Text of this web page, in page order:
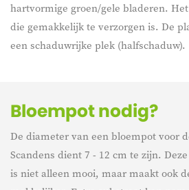
hartvormige groen/gele bladeren.
die gemakkelijk te verzorgen is. De
een schaduwrijke plek (halfschaduw).
Bloempot nodig?
De diameter van een bloempot voor
Scandens dient 7 - 12 cm te zijn.
is niet alleen mooi, maar maakt ook